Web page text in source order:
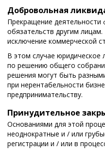
Добровольная
Прекращение
обязательств другим
исключение коммерческой
В этом случае
по решению общего
решения могут быть
при нерентабельности
предпринимательству.
Принудительное
Основаниями для этой
неоднократные и / или
регистрации и / или в